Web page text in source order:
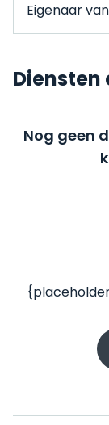
Eigenaar
Diensten
Nog geen